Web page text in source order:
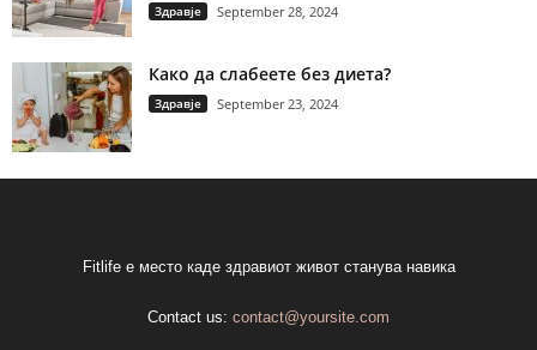
Здравје September 28, 2024
Како да слабеете без диета?
Здравје September 23, 2024
Fitlife е место каде здравиот живот станува навика
Contact us: contact@yoursite.com